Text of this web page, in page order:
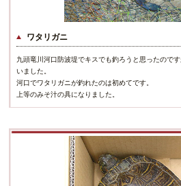
ワタリガニ
九頭竜川河口防波堤でキスでも釣ろうと思ったので
いました。
河口でワタリガニが釣れたのは初めてです。
上等のみそ汁の具になりました。